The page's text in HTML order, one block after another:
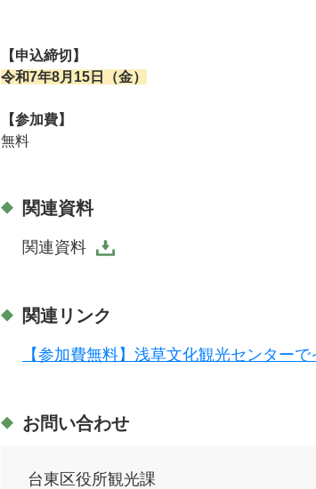
【申込締切】
令和7年8月15日（金）
【参加費】
無料
関連資料
関連資料
関連リンク
【参加費無料】浅草文化観光センター
お問い合わせ
台東区役所観光課